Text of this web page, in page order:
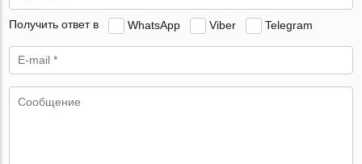
Получить ответ в WhatsApp Viber Telegram